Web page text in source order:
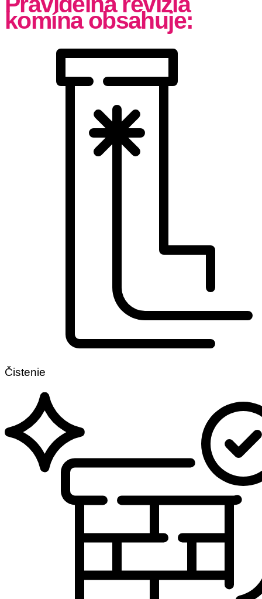
komína obsahuje:
Čistenie